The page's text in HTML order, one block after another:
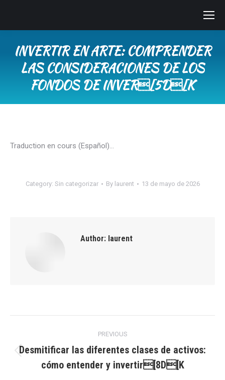
INVERTIR EN ARTE: COMPRENDER
LAS CONSIDERACIONES DE LOS
FONDOS DE INVER[5D[K
Traduction en cours (Español)…
Category: Sin categorizar By laurent 13 de mayo de 2026
Author: laurent
navigation
PREVIOUS
post:
Desmitificar las diferentes clases de activos:
cómo entender y invertir[8D[K